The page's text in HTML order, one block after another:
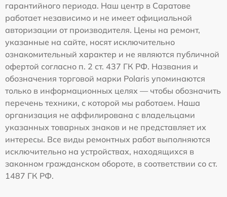
гарантийного периода. Наш центр в Саратове
работает независимо и не имеет официальной
авторизации от производителя. Цены на ремонт,
указанные на сайте, носят исключительно
ознакомительный характер и не являются публичной
офертой согласно п. 2 ст. 437 ГК РФ. Названия и
обозначения торговой марки Polaris упоминаются
только в информационных целях — чтобы обозначить
перечень техники, с которой мы работаем. Наша
организация не аффилирована с владельцами
указанных товарных знаков и не представляет их
интересы. Все виды ремонтных работ выполняются
исключительно на устройствах, находящихся в
законном гражданском обороте, в соответствии со ст.
1487 ГК РФ.